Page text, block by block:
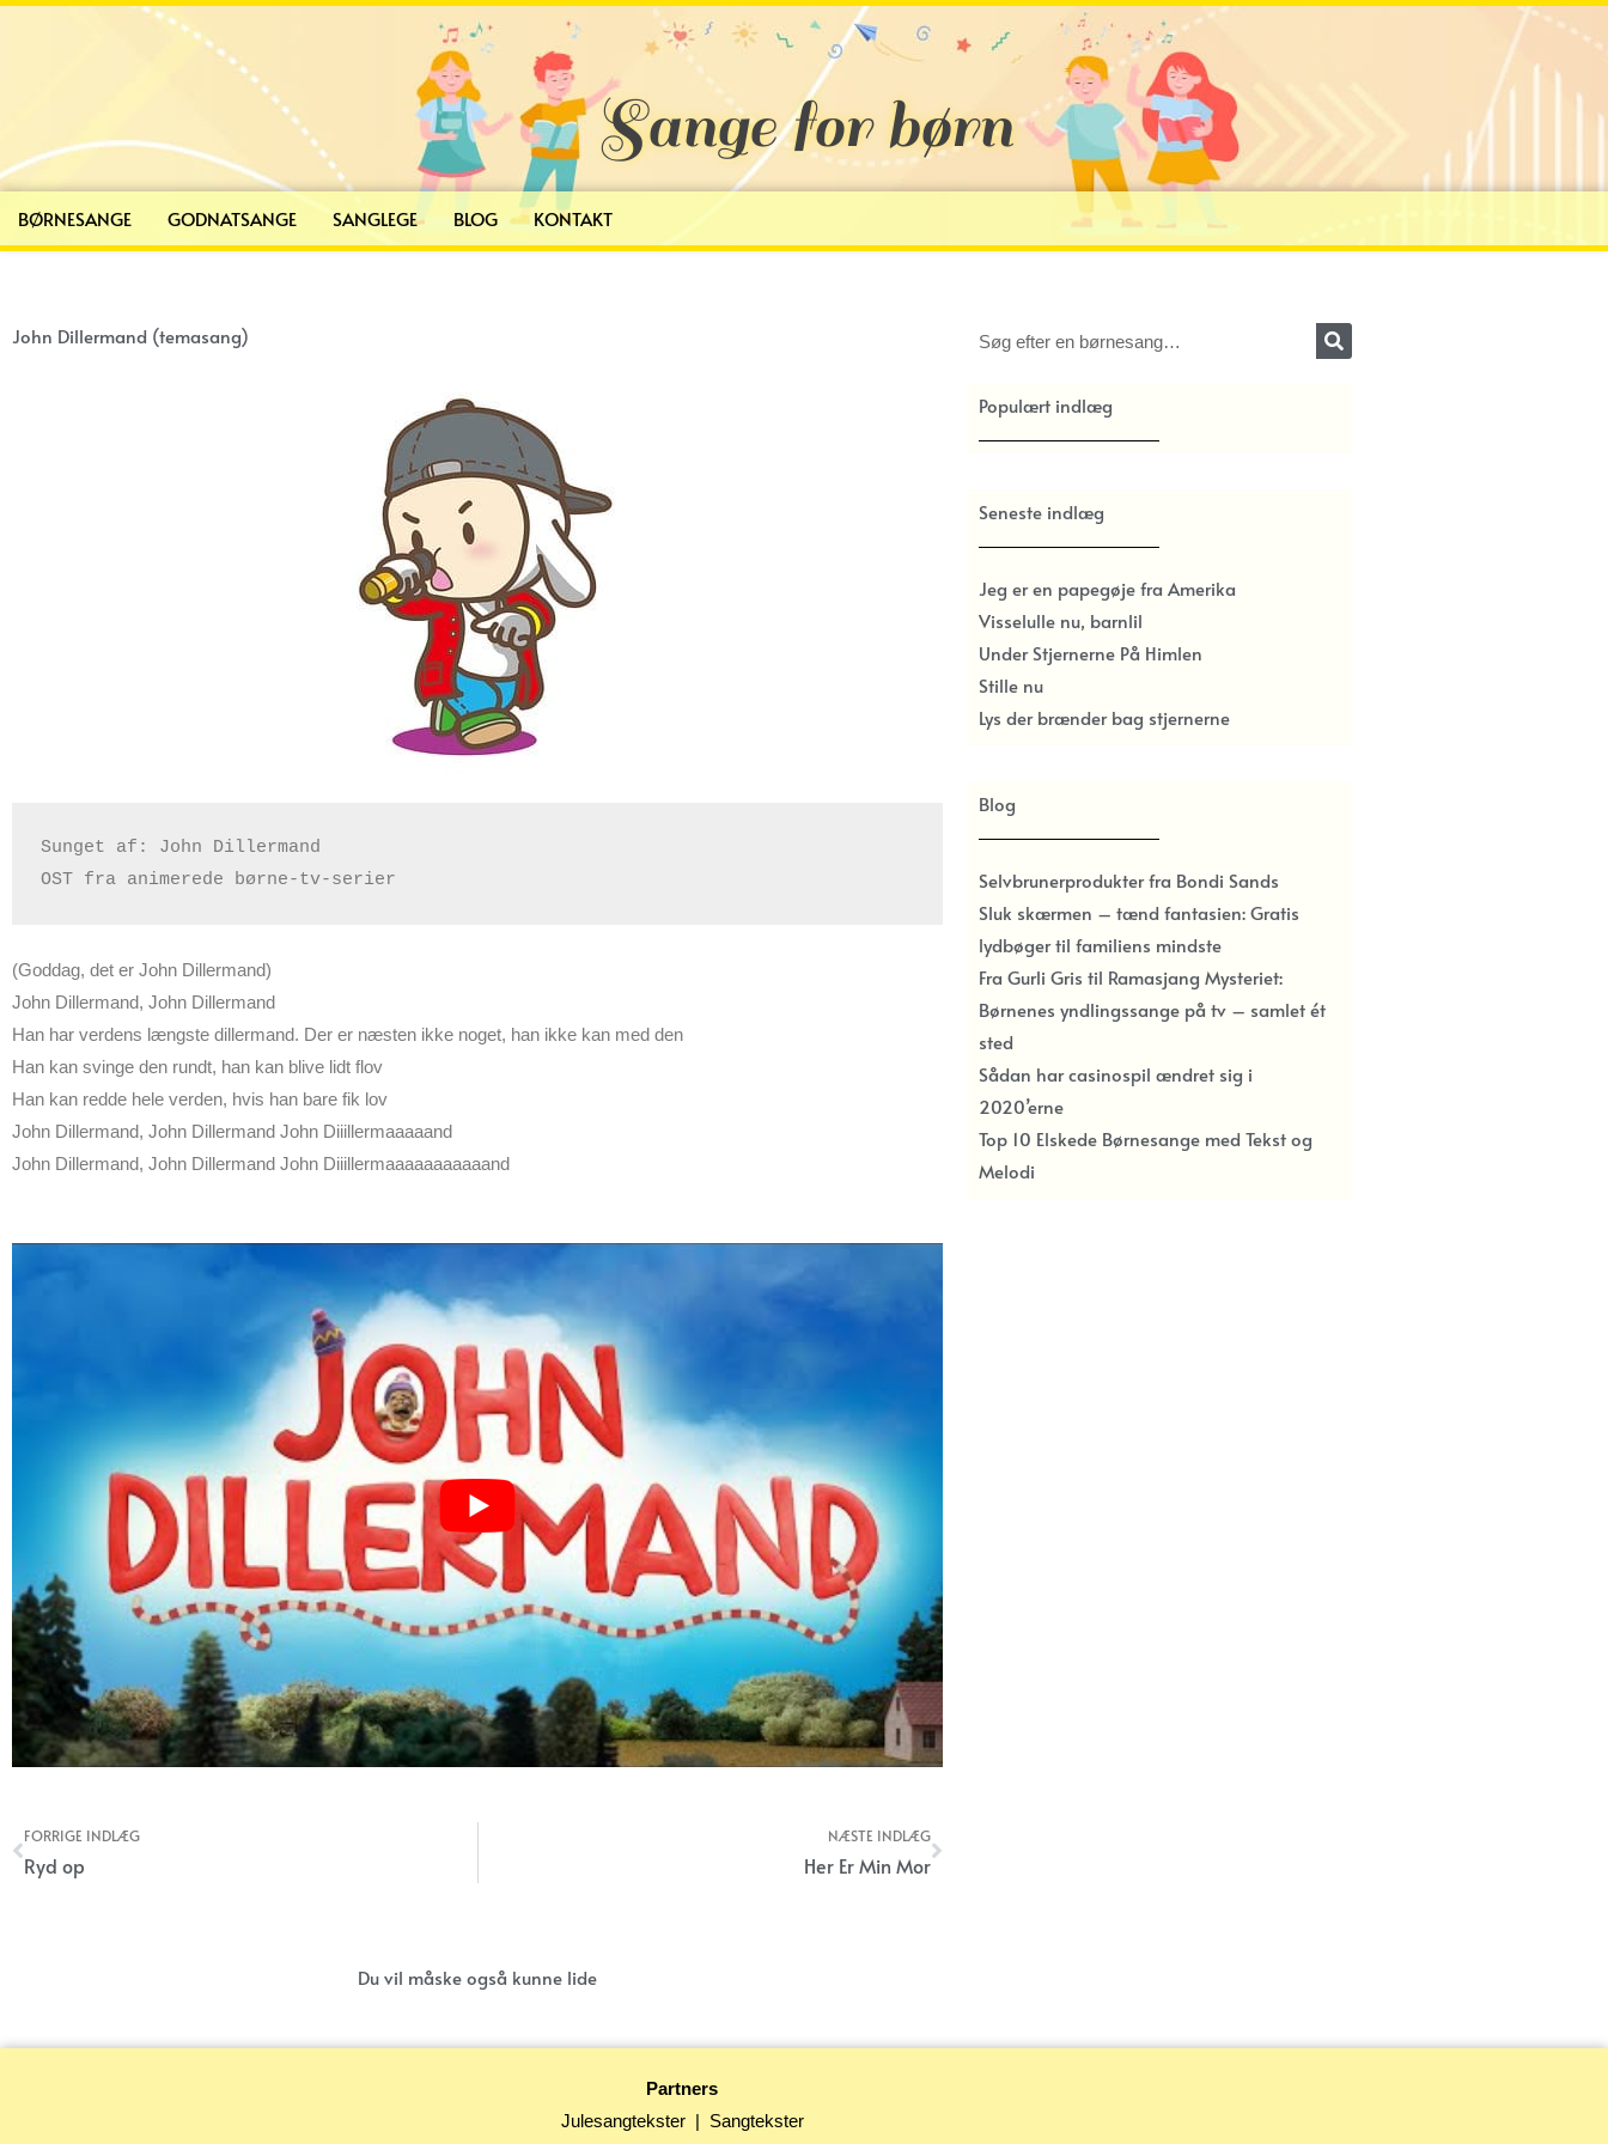
Sange for børn
BØRNESANGE GODNATSANGE SANGLEGE BLOG KONTAKT
John Dillermand (temasang)
Sunget af: John Dillermand
OST fra animerede børne-tv-serier
(Goddag, det er John Dillermand)
John Dillermand, John Dillermand
Han har verdens længste dillermand. Der er næsten ikke noget, han ikke kan med den
Han kan svinge den rundt, han kan blive lidt flov
Han kan redde hele verden, hvis han bare fik lov
John Dillermand, John Dillermand John Diiillermaaaaand
John Dillermand, John Dillermand John Diiillermaaaaaaaaaaand
Tidligere
FORRIGE INDLÆG
Ryd op
NÆSTE INDLÆG
Her Er Min Mor
Næste
Du vil måske også kunne lide
Søg
Populært indlæg
Seneste indlæg
Jeg er en papegøje fra Amerika
Visselulle nu, barnlil
Under Stjernerne På Himlen
Stille nu
Lys der brænder bag stjernerne
Blog
Selvbrunerprodukter fra Bondi Sands
Sluk skærmen – tænd fantasien: Gratis
lydbøger til familiens mindste
Fra Gurli Gris til Ramasjang Mysteriet:
Børnenes yndlingssange på tv – samlet ét
sted
Sådan har casinospil ændret sig i
2020’erne
Top 10 Elskede Børnesange med Tekst og
Melodi
Partners
Julesangtekster| Sangtekster